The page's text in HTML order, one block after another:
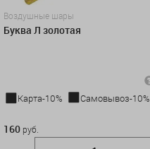
Воздушные шары
Буква Л золотая
Карта-10%
Самовывоз-10%
160 руб.